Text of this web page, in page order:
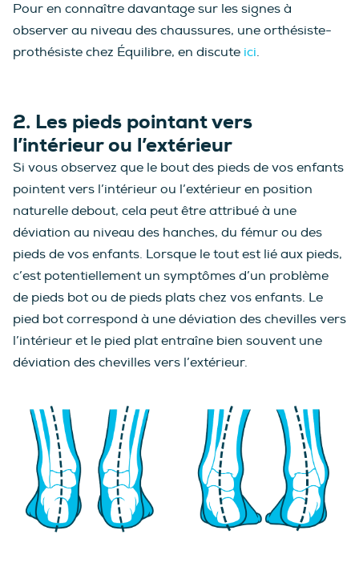
Pour en connaître davantage sur les signes à
observer au niveau des chaussures, une orthésiste-
prothésiste chez Équilibre, en discute ici.
2. Les pieds pointant vers
l’intérieur ou l’extérieur
Si vous observez que le bout des pieds de vos enfants
pointent vers l’intérieur ou l’extérieur en position
naturelle debout, cela peut être attribué à une
déviation au niveau des hanches, du fémur ou des
pieds de vos enfants. Lorsque le tout est lié aux pieds,
c’est potentiellement un symptômes d’un problème
de pieds bot ou de pieds plats chez vos enfants. Le
pied bot correspond à une déviation des chevilles vers
l’intérieur et le pied plat entraîne bien souvent une
déviation des chevilles vers l’extérieur.